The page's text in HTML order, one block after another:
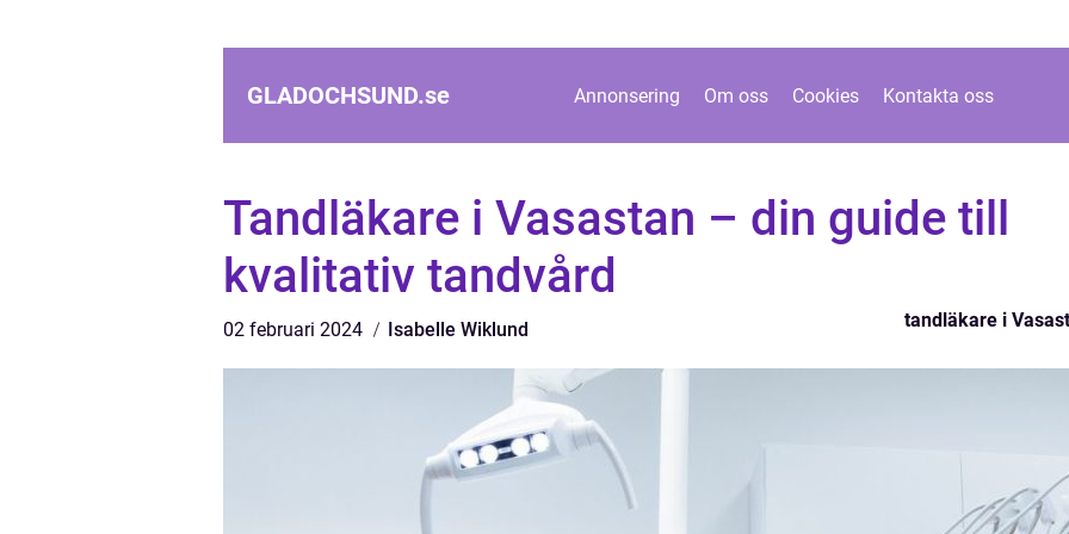
GLADOCHSUND.se Annonsering Om oss Cookies Kontakta oss
Tandläkare i Vasastan – din guide till
kvalitativ tandvård
02 februari 2024 Isabelle Wiklund tandläkare i